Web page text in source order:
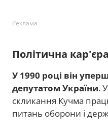
Реклама
Політична
У 1990 році він
депутатом України.
скликання Кучма
питань оборони і